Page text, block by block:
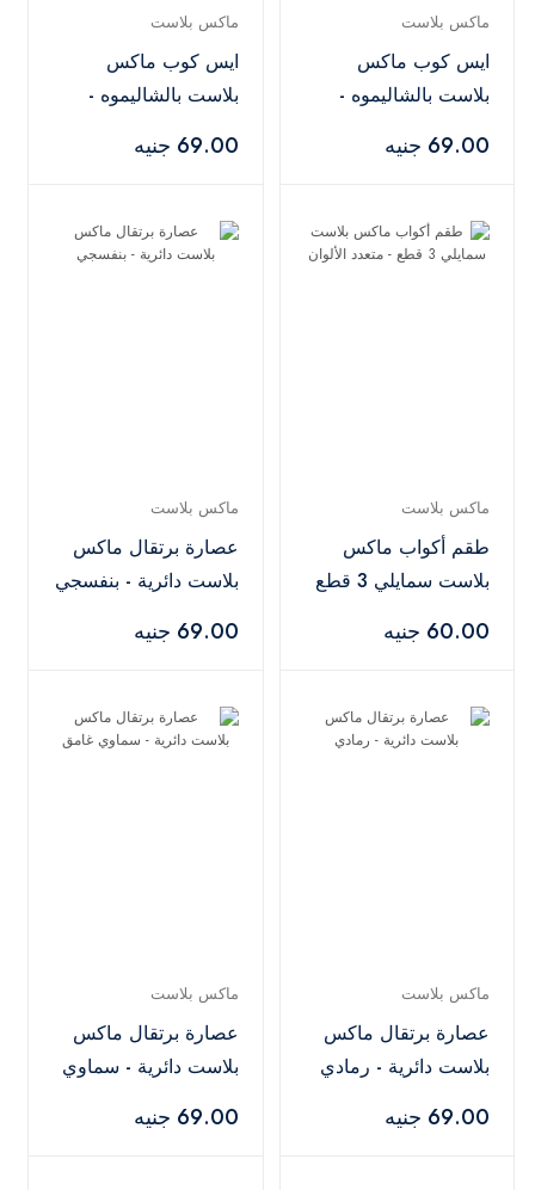
ماكس بلاست
ايس كوب ماكس
بلاست بالشاليموه -
69.00 جنيه
ماكس بلاست
ايس كوب ماكس
بلاست بالشاليموه -
69.00 جنيه
ماكس بلاست
طقم أكواب ماكس
بلاست سمايلي 3 قطع
60.00 جنيه
ماكس بلاست
عصارة برتقال ماكس
بلاست دائرية - بنفسجي
69.00 جنيه
ماكس بلاست
عصارة برتقال ماكس
بلاست دائرية - رمادي
69.00 جنيه
ماكس بلاست
عصارة برتقال ماكس
بلاست دائرية - سماوي
69.00 جنيه